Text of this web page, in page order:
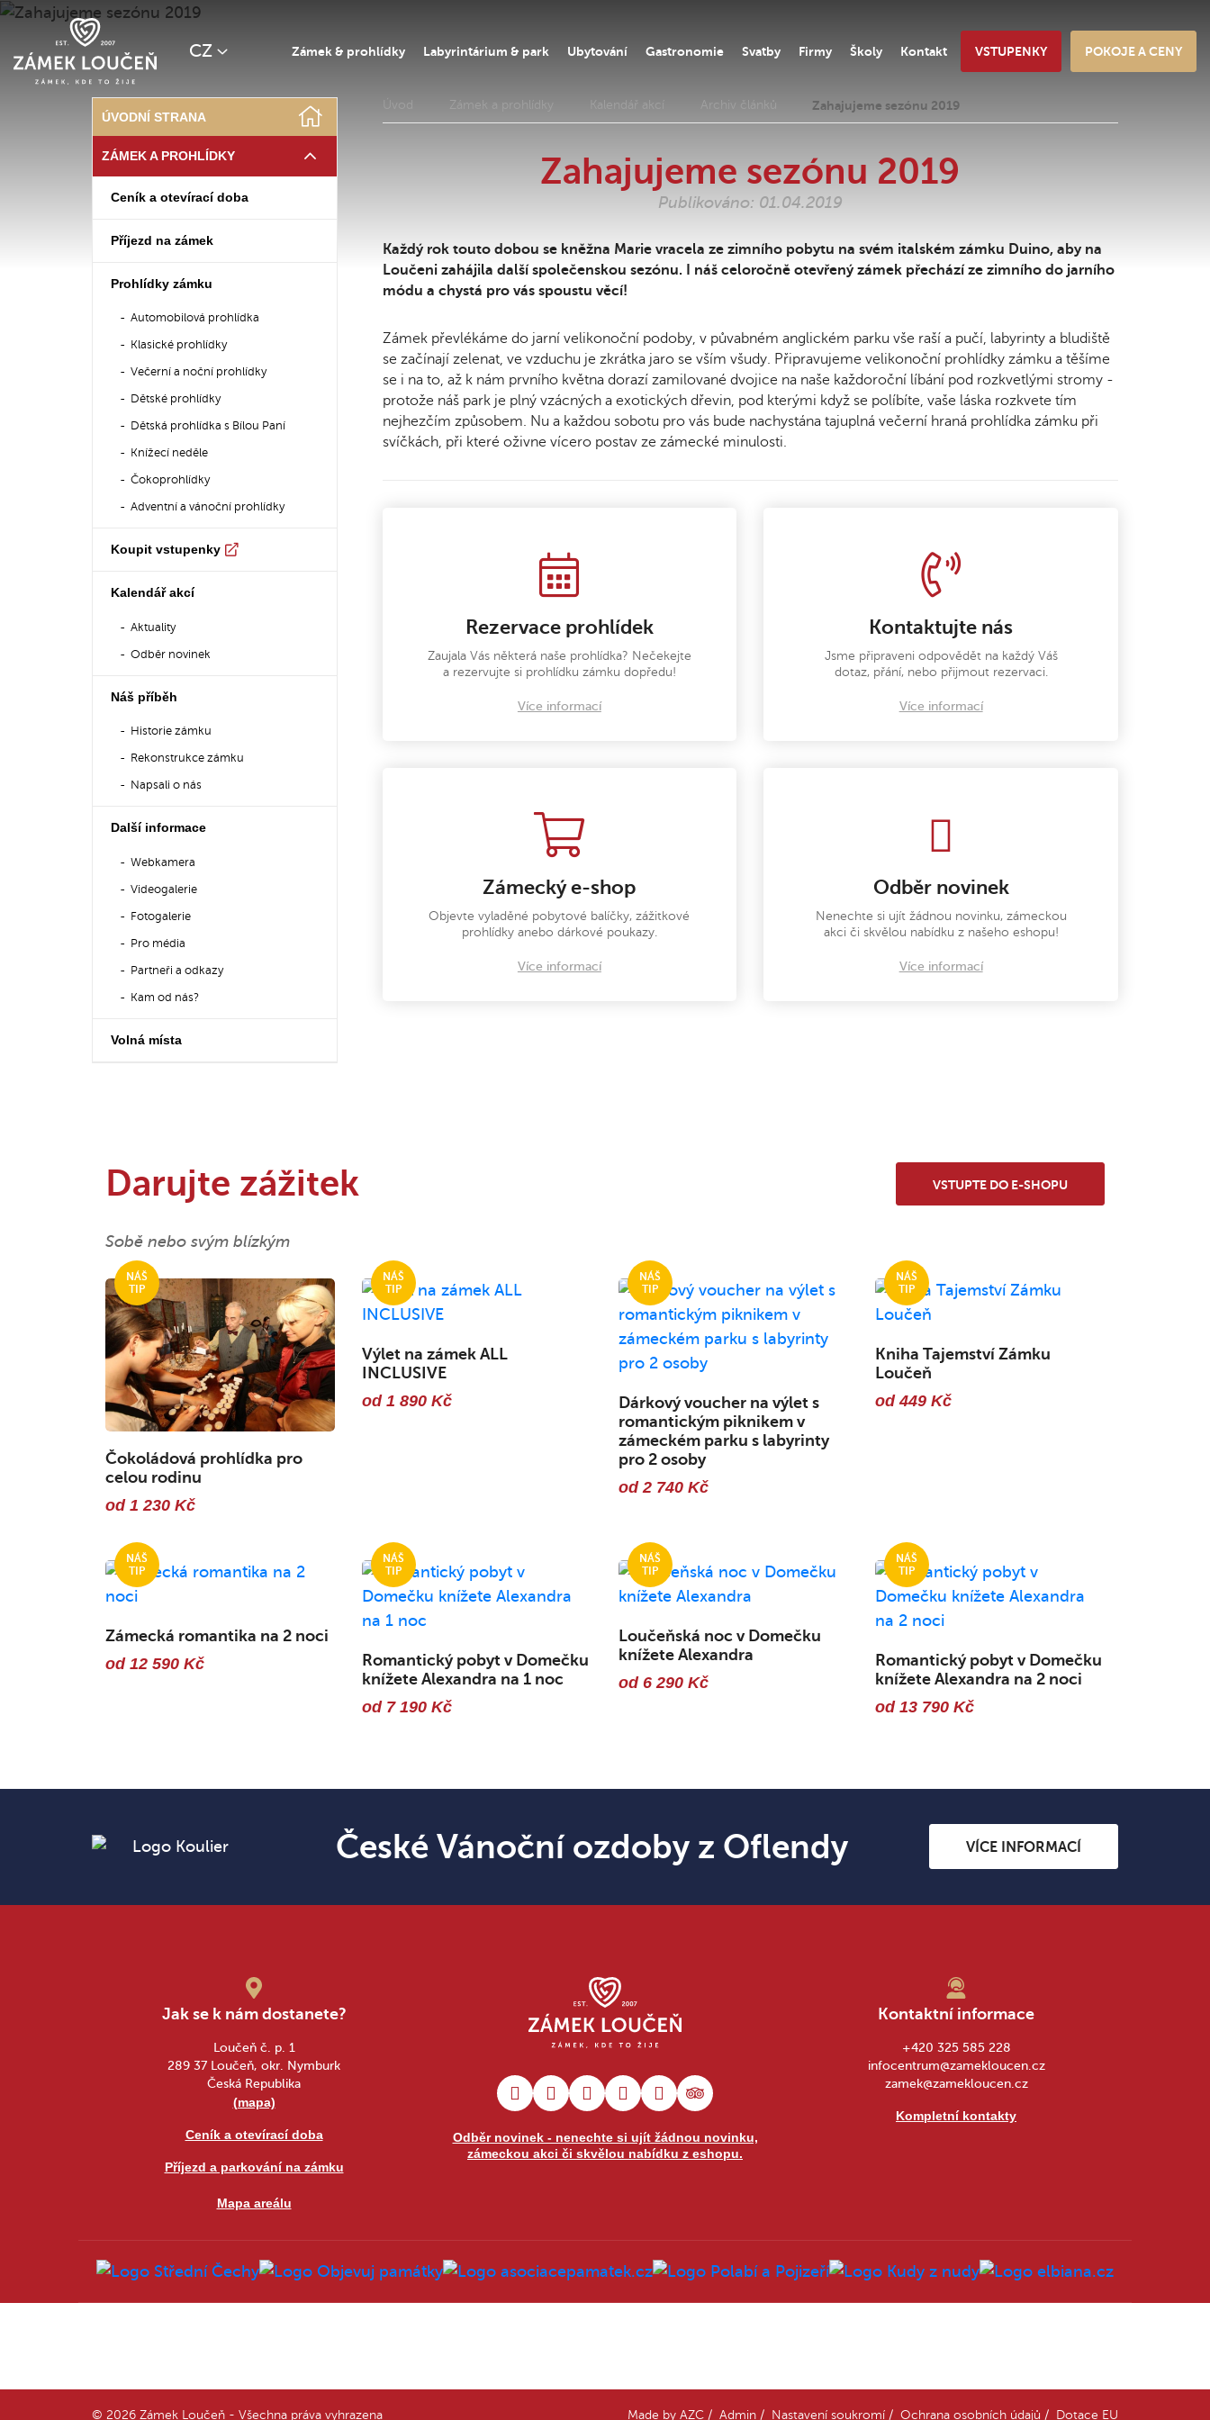
CZ VSTUPENKY POKOJE A CENY
Zámek & prohlídky Labyrintárium & park Ubytování Gastronomie Svatby Firmy Školy Kontakt
Úvod Zámek a prohlídky Kalendář akcí Archiv článků Zahajujeme sezónu 2019
Zahajujeme sezónu 2019
Publikováno: 01.04.2019
Každý rok touto dobou se kněžna Marie vracela ze zimního pobytu na svém italském zámku Duino, aby na
Loučeni zahájila další společenskou sezónu. I náš celoročně otevřený zámek přechází ze zimního do jarního
módu a chystá pro vás spoustu věcí!
Zámek převlékáme do jarní velikonoční podoby, v půvabném anglickém parku vše raší a pučí, labyrinty a bludiště
se začínají zelenat, ve vzduchu je zkrátka jaro se vším všudy. Připravujeme velikonoční prohlídky zámku a těšíme
se i na to, až k nám prvního května dorazí zamilované dvojice na naše každoroční líbání pod rozkvetlými stromy -
protože náš park je plný vzácných a exotických dřevin, pod kterými když se políbíte, vaše láska rozkvete tím
nejhezčím způsobem. Nu a každou sobotu pro vás bude nachystána tajuplná večerní hraná prohlídka zámku při
svíčkách, při které oživne vícero postav ze zámecké minulosti.
Rezervace prohlídek
Zaujala Vás některá naše prohlídka? Nečekejte
a rezervujte si prohlídku zámku dopředu!
Více informací
Kontaktujte nás
Jsme připraveni odpovědět na každý Váš
dotaz, přání, nebo přijmout rezervaci.
Více informací
Zámecký e-shop
Objevte vyladěné pobytové balíčky, zážitkové
prohlídky anebo dárkové poukazy.
Více informací
Odběr novinek
Nenechte si ujít žádnou novinku, zámeckou
akci či skvělou nabídku z našeho eshopu!
Více informací
ÚVODNÍ STRANA
ZÁMEK A PROHLÍDKY
Ceník a otevírací doba
Příjezd na zámek
Prohlídky zámku
Automobilová prohlídka
Klasické prohlídky
Večerní a noční prohlídky
Dětské prohlídky
Dětská prohlídka s Bílou Paní
Knížecí neděle
Čokoprohlídky
Adventní a vánoční prohlídky
Koupit vstupenky
Kalendář akcí
Aktuality
Odběr novinek
Náš příběh
Historie zámku
Rekonstrukce zámku
Napsali o nás
Další informace
Webkamera
Videogalerie
Fotogalerie
Pro média
Partneři a odkazy
Kam od nás?
Volná místa
Darujte zážitek
Sobě nebo svým blízkým
Čokoládová prohlídka pro
celou rodinu
od 1 230 Kč
Výlet na zámek ALL
INCLUSIVE
od 1 890 Kč
Dárkový voucher na výlet s
romantickým piknikem v
zámeckém parku s labyrinty
pro 2 osoby
od 2 740 Kč
Kniha Tajemství Zámku
Loučeň
od 449 Kč
Zámecká romantika na 2 noci
od 12 590 Kč
Romantický pobyt v Domečku
knížete Alexandra na 1 noc
od 7 190 Kč
Loučeňská noc v Domečku
knížete Alexandra
od 6 290 Kč
Romantický pobyt v Domečku
knížete Alexandra na 2 noci
od 13 790 Kč
VSTUPTE DO E-SHOPU
České Vánoční ozdoby z Oflendy VÍCE INFORMACÍ
Jak se k nám dostanete?
Loučeň č. p. 1
289 37 Loučeň, okr. Nymburk
Česká Republika
(mapa)
Ceník a otevírací doba
Příjezd a parkování na zámku
Mapa areálu
Odběr novinek - nenechte si ujít žádnou novinku,
zámeckou akci či skvělou nabídku z eshopu.
Kontaktní informace
+420 325 585 228
infocentrum@zamekloucen.cz
zamek@zamekloucen.cz
Kompletní kontakty
© 2026 Zámek Loučeň - Všechna práva vyhrazena Made by AZC / Admin / Nastavení soukromí / Ochrana osobních údajů / Dotace EU